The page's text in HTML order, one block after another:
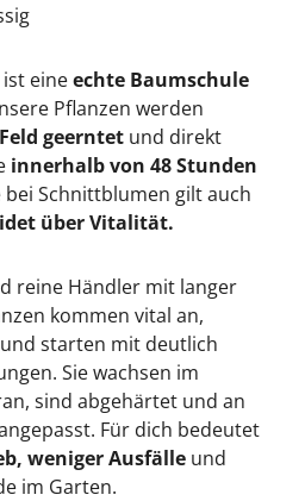
eineechte Baumschule
Pflanzen werden
geerntetund direkt
innerhalb von 48 Stunden
Schnittblumen gilt auch
über Vitalität.
reine Händler mit langer
kommen vital an,
starten mit deutlich
Sie wachsen im
sind abgehärtet und an
Für dich bedeutet
weniger Ausfälle und
im Garten.